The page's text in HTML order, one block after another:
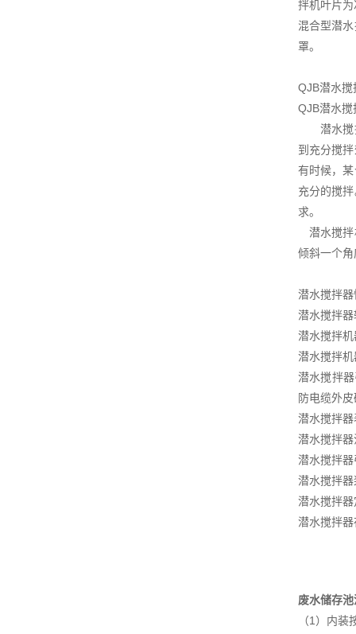
拌机叶片
混合型潜
罩。
QJB潜水
QJB潜水
潜水搅拌
到充分搅
有时候，
充分的搅
求。
潜水搅拌
倾斜一个
潜水搅拌
潜水搅拌
潜水搅拌
潜水搅拌
潜水搅拌
防电缆外
潜水搅拌
潜水搅拌
潜水搅拌
潜水搅拌
潜水搅拌
潜水搅拌
废水储存
（1）内